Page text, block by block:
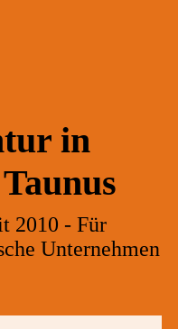
in
2010 - Für
Unternehmen